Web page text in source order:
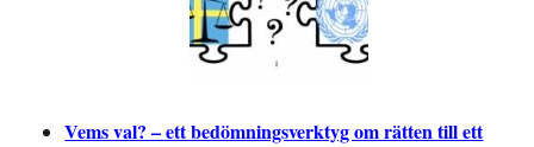
Vems val? – ett bedömningsverktyg om rätten till ett